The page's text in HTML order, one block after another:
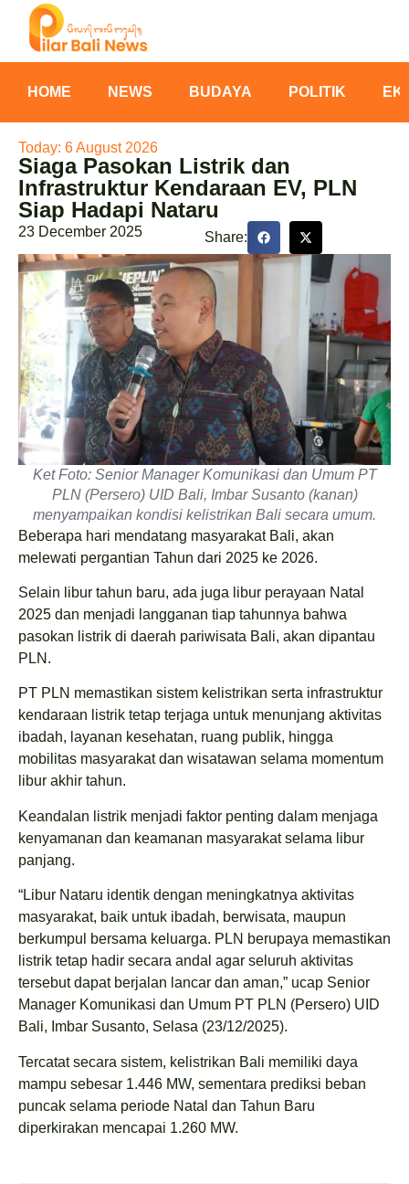
HOME NEWS BUDAYA POLITIK
Today: 6 August 2026
Siaga Pasokan Listrik dan
Infrastruktur Kendaraan EV, PLN
Siap Hadapi Nataru
23 December 2025 Share:
Ket Foto: Senior Manager Komunikasi dan Umum PT
PLN (Persero) UID Bali, Imbar Susanto (kanan)
menyampaikan kondisi kelistrikan Bali secara umum.
Beberapa hari mendatang masyarakat Bali, akan
melewati pergantian Tahun dari 2025 ke 2026.
Selain libur tahun baru, ada juga libur perayaan Natal
2025 dan menjadi langganan tiap tahunnya bahwa
pasokan listrik di daerah pariwisata Bali, akan dipantau
PLN.
PT PLN memastikan sistem kelistrikan serta infrastruktur
kendaraan listrik tetap terjaga untuk menunjang aktivitas
ibadah, layanan kesehatan, ruang publik, hingga
mobilitas masyarakat dan wisatawan selama momentum
libur akhir tahun.
Keandalan listrik menjadi faktor penting dalam menjaga
kenyamanan dan keamanan masyarakat selama libur
panjang.
“Libur Nataru identik dengan meningkatnya aktivitas
masyarakat, baik untuk ibadah, berwisata, maupun
berkumpul bersama keluarga. PLN berupaya memastikan
listrik tetap hadir secara andal agar seluruh aktivitas
tersebut dapat berjalan lancar dan aman,” ucap Senior
Manager Komunikasi dan Umum PT PLN (Persero) UID
Bali, Imbar Susanto, Selasa (23/12/2025).
Tercatat secara sistem, kelistrikan Bali memiliki daya
mampu sebesar 1.446 MW, sementara prediksi beban
puncak selama periode Natal dan Tahun Baru
diperkirakan mencapai 1.260 MW.